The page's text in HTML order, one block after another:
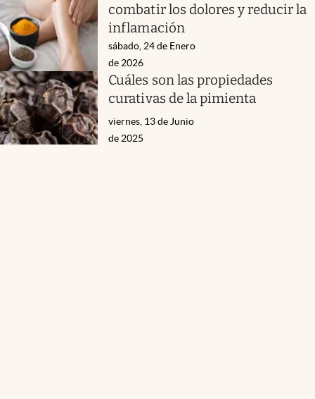
combatir los dolores y reducir la
inflamación
sábado, 24 de Enero
de 2026
Cuáles son las propiedades
curativas de la pimienta
viernes, 13 de Junio
de 2025